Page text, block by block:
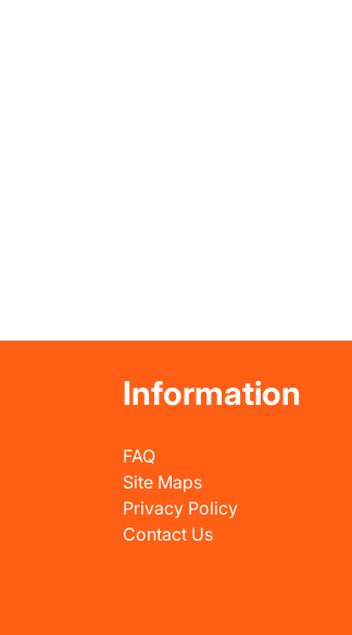
Information
FAQ
Site Maps
Privacy Policy
Contact Us